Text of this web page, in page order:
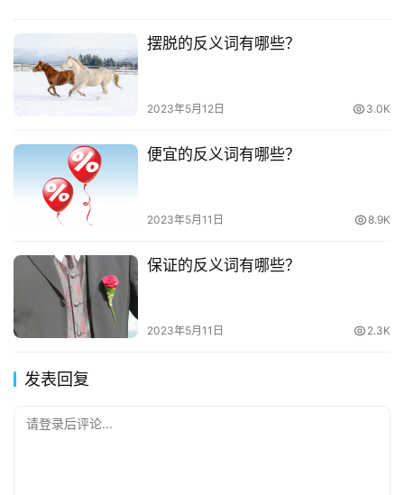
摆脱的反义词有哪些？
2023年5月12日 3.0K
便宜的反义词有哪些？
2023年5月11日 8.9K
保证的反义词有哪些？
2023年5月11日 2.3K
发表回复
请登录后评论...